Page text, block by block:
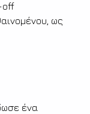
off
ως
ένα